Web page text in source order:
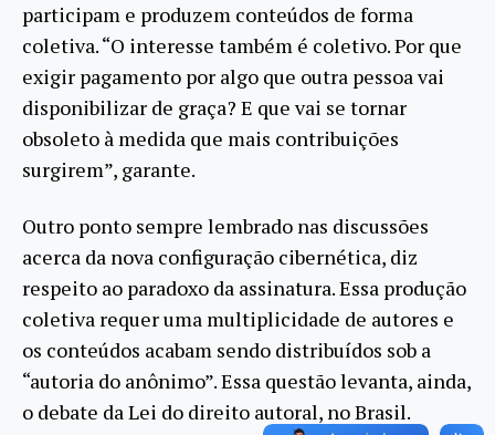
participam e produzem conteúdos de forma
coletiva. “O interesse também é coletivo. Por que
exigir pagamento por algo que outra pessoa vai
disponibilizar de graça? E que vai se tornar
obsoleto à medida que mais contribuições
surgirem”, garante.
Outro ponto sempre lembrado nas discussões
acerca da nova configuração cibernética, diz
respeito ao paradoxo da assinatura. Essa produção
coletiva requer uma multiplicidade de autores e
os conteúdos acabam sendo distribuídos sob a
“autoria do anônimo”. Essa questão levanta, ainda,
o debate da Lei do direito autoral, no Brasil.